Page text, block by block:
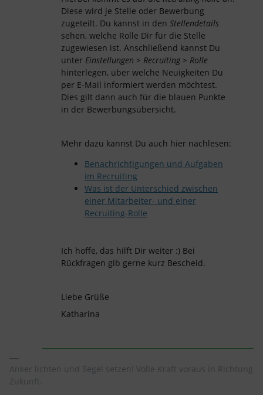
Diese wird je Stelle oder Bewerbung
zugeteilt. Du kannst in den Stellendetails
sehen, welche Rolle Dir für die Stelle
zugewiesen ist. Anschließend kannst Du
unter Einstellungen > Recruiting > Rolle
hinterlegen, über welche Neuigkeiten Du
per E-Mail informiert werden möchtest.
Dies gilt dann auch für die blauen Punkte
in der Bewerbungsübersicht.
Mehr dazu kannst Du auch hier nachlesen:
Benachrichtigungen und Aufgaben
im Recruiting
Was ist der Unterschied zwischen
einer Mitarbeiter- und einer
Recruiting-Rolle
Ich hoffe, das hilft Dir weiter :) Bei
Rückfragen gib gerne kurz Bescheid.
Liebe Grüße
Katharina
Anker lichten und Segel setzen! Volle Kraft voraus in Richtung
Zukunft.